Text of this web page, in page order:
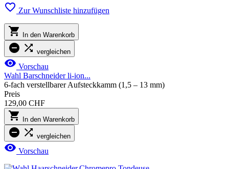
 Zur Wunschliste hinzufügen
 In den Warenkorb
  vergleichen
 Vorschau
Wahl Barschneider li-ion...
6-fach verstellbarer Aufsteckkamm (1,5 – 13 mm)
Preis
129,00 CHF
 In den Warenkorb
  vergleichen
 Vorschau